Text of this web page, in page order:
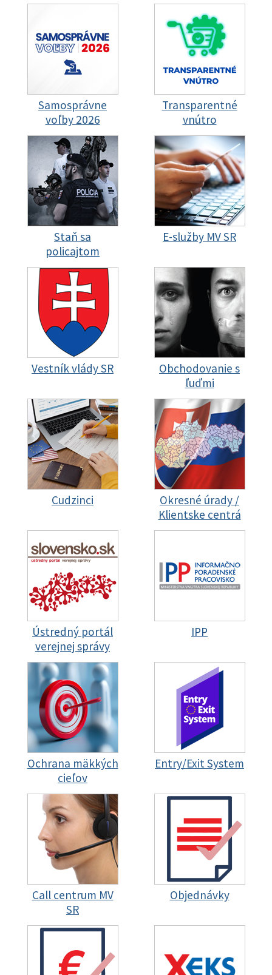
Samosprávne
voľby 2026
Transparentné
vnútro
Staň sa
policajtom
E-služby MV SR
Vestník vlády SR
Obchodovanie s
ľuďmi
Cudzinci
Okresné úrady /
Klientske centrá
Ústredný portál
verejnej správy
IPP
Ochrana mäkkých
cieľov
Entry/Exit System
Call centrum MV
SR
Objednávky